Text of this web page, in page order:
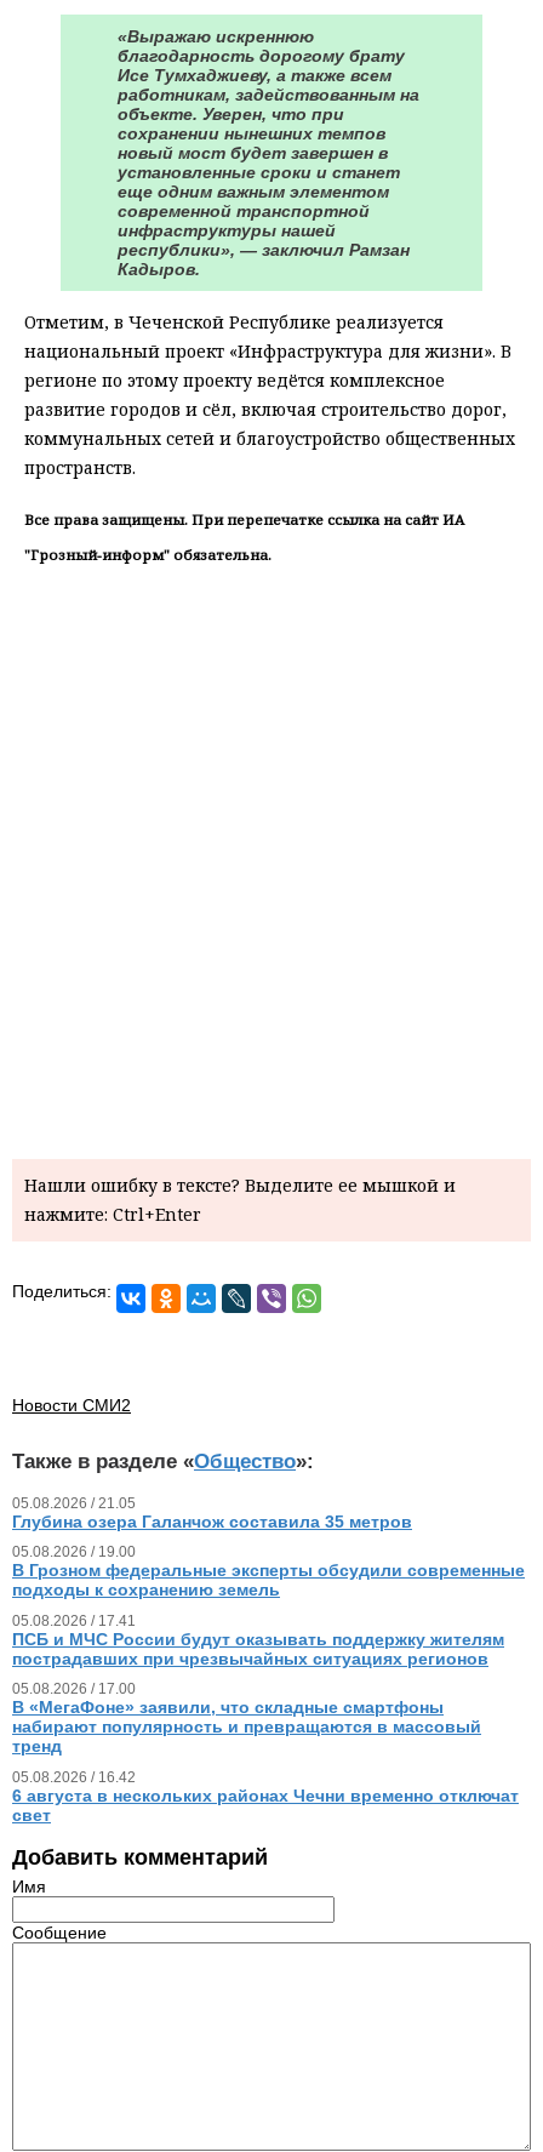
«Выражаю искреннюю
благодарность дорогому брату
Исе Тумхаджиеву, а также всем
работникам, задействованным на
объекте. Уверен, что при
сохранении нынешних темпов
новый мост будет завершен в
установленные сроки и станет
еще одним важным элементом
современной транспортной
инфраструктуры нашей
республики», — заключил Рамзан
Кадыров.
Отметим, в Чеченской Республике реализуется
национальный проект «Инфраструктура для жизни». В
регионе по этому проекту ведётся комплексное
развитие городов и сёл, включая строительство дорог,
коммунальных сетей и благоустройство общественных
пространств.
Все права защищены. При перепечатке ссылка на сайт ИА
"Грозный-информ" обязательна.
Нашли ошибку в тексте? Выделите ее мышкой и
нажмите: Ctrl+Enter
Поделиться:
Новости СМИ2
Также в разделе «Общество»:
05.08.2026 / 21.05
Глубина озера Галанчож составила 35 метров
05.08.2026 / 19.00
В Грозном федеральные эксперты обсудили современные
подходы к сохранению земель
05.08.2026 / 17.41
ПСБ и МЧС России будут оказывать поддержку жителям
пострадавших при чрезвычайных ситуациях регионов
05.08.2026 / 17.00
В «МегаФоне» заявили, что складные смартфоны
набирают популярность и превращаются в массовый
тренд
05.08.2026 / 16.42
6 августа в нескольких районах Чечни временно отключат
свет
Добавить комментарий
Имя
Сообщение